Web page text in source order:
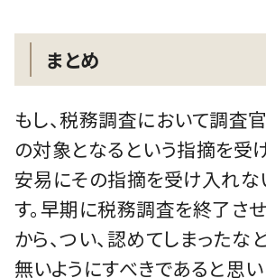
まとめ
もし、税務調査において調査
の対象となるという指摘を受
安易にその指摘を受け入れな
す。早期に税務調査を終了さ
から、つい、認めてしまったな
無いようにすべきであると思い